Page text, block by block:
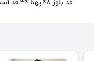
قد بلوز ۴۸.پهنا ۳۴.قد آستین از دوخت سرشانه۴۳.قد شلوار